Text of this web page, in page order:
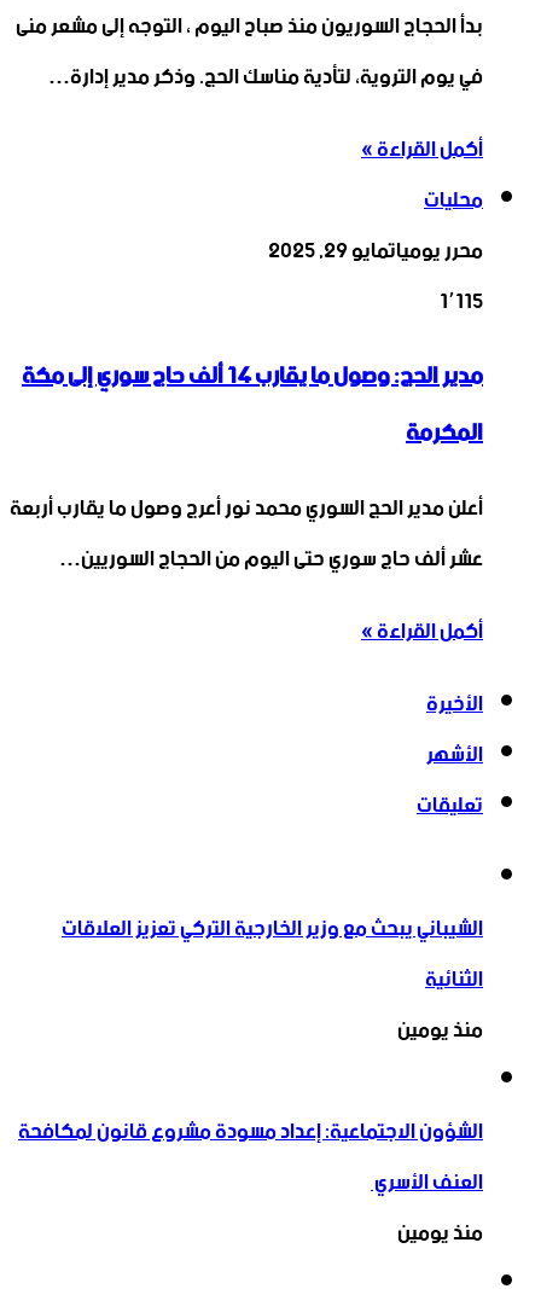
بدأ الحجاج السوريون منذ صباح اليوم ، التوجه إلى مشعر منى
في يوم التروية، لتأدية مناسك الحج. وذكر مدير إدارة…
أكمل القراءة »
محليات
محرر يومياتمايو 29, 2025
1٬115
مدير الحج: وصول ما يقارب 14 ألف حاج سوري إلى مكة
المكرمة
أعلن مدير الحج السوري محمد نور أعرج وصول ما يقارب أربعة
عشر ألف حاج سوري حتى اليوم من الحجاج السوريين…
أكمل القراءة »
الأخيرة
الأشهر
تعليقات
الشيباني يبحث مع وزير الخارجية التركي تعزيز العلاقات
الثنائية
منذ يومين
الشؤون الاجتماعية: إعداد مسودة مشروع قانون لمكافحة
العنف الأسري ‏
منذ يومين